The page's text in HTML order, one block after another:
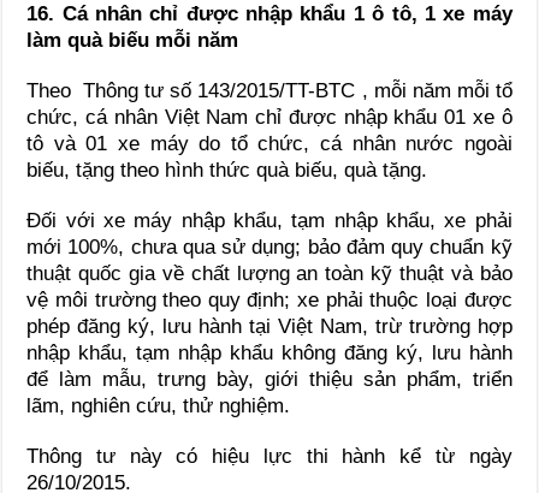
16. Cá nhân chỉ được nhập khẩu 1 ô tô, 1 xe máy
làm quà biếu mỗi năm
Theo Thông tư số 143/2015/TT-BTC , mỗi năm mỗi tổ
chức, cá nhân Việt Nam chỉ được nhập khẩu 01 xe ô
tô và 01 xe máy do tổ chức, cá nhân nước ngoài
biếu, tặng theo hình thức quà biếu, quà tặng.
Đối với xe máy nhập khẩu, tạm nhập khẩu, xe phải
mới 100%, chưa qua sử dụng; bảo đảm quy chuẩn kỹ
thuật quốc gia về chất lượng an toàn kỹ thuật và bảo
vệ môi trường theo quy định; xe phải thuộc loại được
phép đăng ký, lưu hành tại Việt Nam, trừ trường hợp
nhập khẩu, tạm nhập khẩu không đăng ký, lưu hành
để làm mẫu, trưng bày, giới thiệu sản phẩm, triển
lãm, nghiên cứu, thử nghiệm.
Thông tư này có hiệu lực thi hành kể từ ngày
26/10/2015.